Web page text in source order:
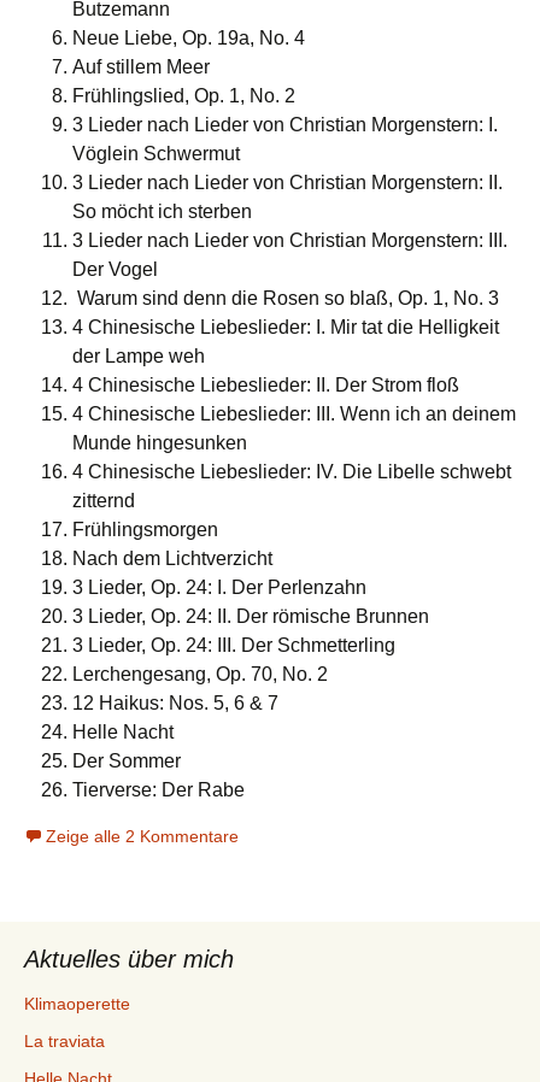
Butzemann
Neue Liebe, Op. 19a, No. 4
Auf stillem Meer
Frühlingslied, Op. 1, No. 2
3 Lieder nach Lieder von Christian Morgenstern: I.
Vöglein Schwermut
3 Lieder nach Lieder von Christian Morgenstern: II.
So möcht ich sterben
3 Lieder nach Lieder von Christian Morgenstern: III.
Der Vogel
Warum sind denn die Rosen so blaß, Op. 1, No. 3
4 Chinesische Liebeslieder: I. Mir tat die Helligkeit
der Lampe weh
4 Chinesische Liebeslieder: II. Der Strom floß
4 Chinesische Liebeslieder: III. Wenn ich an deinem
Munde hingesunken
4 Chinesische Liebeslieder: IV. Die Libelle schwebt
zitternd
Frühlingsmorgen
Nach dem Lichtverzicht
3 Lieder, Op. 24: I. Der Perlenzahn
3 Lieder, Op. 24: II. Der römische Brunnen
3 Lieder, Op. 24: III. Der Schmetterling
Lerchengesang, Op. 70, No. 2
12 Haikus: Nos. 5, 6 & 7
Helle Nacht
Der Sommer
Tierverse: Der Rabe
Zeige alle 2 Kommentare
Aktuelles über mich
Klimaoperette
La traviata